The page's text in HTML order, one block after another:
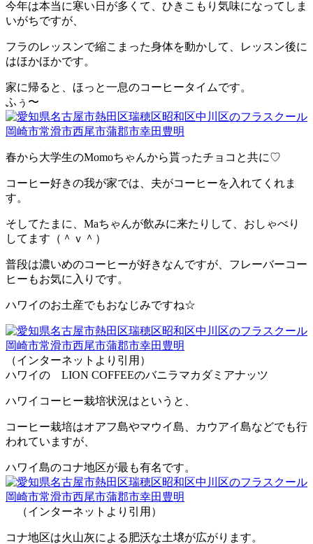
今年は本当に寒い日が多くて、ひきこもり気味になってしま
いがちですが、
フラのレッスンで縮こまった身体を動かして、レッスン後に
はほかほかです。
家に帰ると、ほっと一息のコーヒータイムです。
ふぅ〜
春から大学生のMomoちゃんから貰ったチョコと共に♡
コーヒー好きの我が家では、夫がコーヒーを入れてくれま
す。
そしてたまに、Maちゃんが飲みに来たりして、おしゃべり
してます（＾ｖ＾）
普段は濃いめのコーヒーが好きなんですが、フレーバーコー
ヒーもお気に入りです。
ハワイのお土産でもおなじみですね☆
（インターネットより引用）
ハワイの LION COFFEEのバニラマカダミアナッツ
ハワイコーヒー栽培状況はというと、
コーヒー栽培はオアフ島やマウイ島、カウアイ島などでも行
われていますが、
ハワイ島のコナ地区が最も有名です。
（インターネットより引用）
コナ地区は火山灰による肥沃な土壌が広がります。